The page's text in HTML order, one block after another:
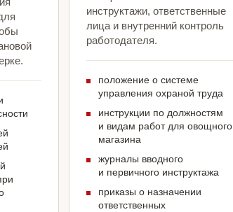
инструктажи, ответственные
лица и внутренний контроль
работодателя.
положение о системе
управления охраной труда
инструкции по должностям
и видам работ для овощного
магазина
журналы вводного
и первичного инструктажа
приказы о назначении
ответственных